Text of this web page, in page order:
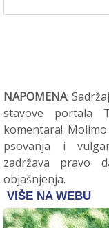
NAPOMENA:
stavove portala
komentara!
psovanja i
zadržava pravo
objašnjenja.